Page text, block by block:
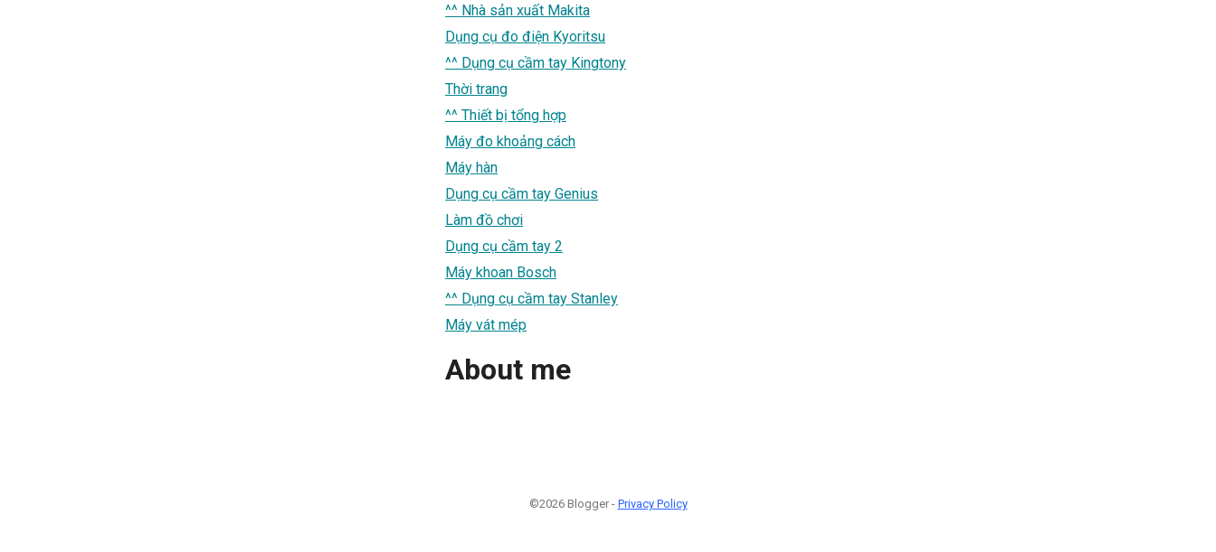
^^ Nhà sản xuất Makita
Dụng cụ đo điện Kyoritsu
^^ Dụng cụ cầm tay Kingtony
Thời trang
^^ Thiết bị tổng hợp
Máy đo khoảng cách
Máy hàn
Dụng cụ cầm tay Genius
Làm đồ chơi
Dụng cụ cầm tay 2
Máy khoan Bosch
^^ Dụng cụ cầm tay Stanley
Máy vát mép
About me
©2026 Blogger - Privacy Policy